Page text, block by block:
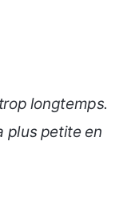
longtemps.
plus petite en